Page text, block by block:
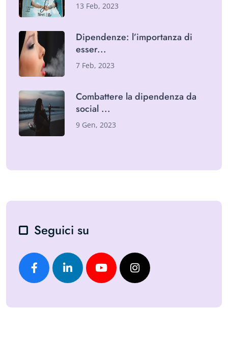
13 Feb, 2023
Dipendenze: l’importanza di
esser
7 Feb, 2023
Combattere la dipendenza da
social
9 Gen, 2023
Seguici su